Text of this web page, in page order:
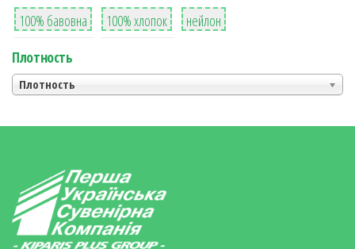
8
100% бавовна
36
100% хлопок
2
нейлон
Плотность
Плотность